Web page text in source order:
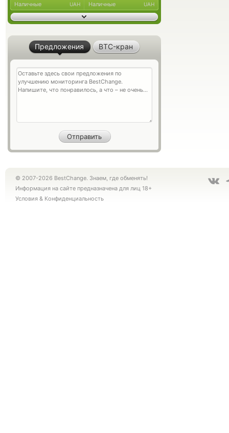
Наличные UAH Наличные UAH
Предложения BTC-кран
© 2007-2026 BestChange. Знаем, где обменять!
Информация на сайте предназначена для лиц 18+
Условия & Конфиденциальность